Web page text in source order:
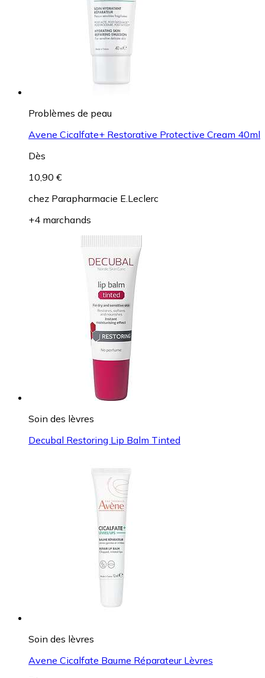
Problèmes de peau
Avene Cicalfate+ Restorative Protective Cream 40ml
Dès
10,90 €
chez Parapharmacie E.Leclerc
+4 marchands
Soin des lèvres
Decubal Restoring Lip Balm Tinted
Soin des lèvres
Avene Cicalfate Baume Réparateur Lèvres